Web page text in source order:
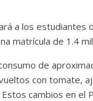
a los estudiantes
matrícula de 1.4
de
con tomate,
cambios en el